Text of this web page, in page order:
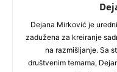
Dejana Mirković je
zadužena za kreiranje
na razmišljanje. Sa
društvenim temama,